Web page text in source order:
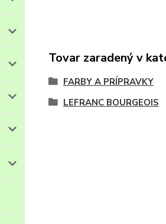
Tovar zaradený v
FARBY A PRÍPRAVKY
LEFRANC BOURGEOIS